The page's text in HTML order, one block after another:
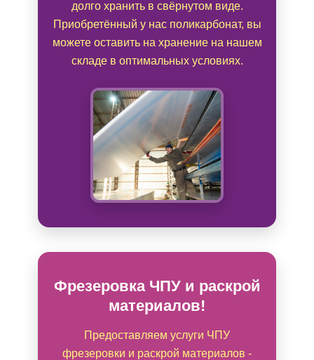
долго хранить в свёрнутом виде.
Приобретённый у нас поликарбонат, вы
можете оставить на хранение на нашем
складе в оптимальных условиях.
Фрезеровка ЧПУ и раскрой
материалов!
Предоставляем услуги ЧПУ
фрезеровки и раскрой материалов -